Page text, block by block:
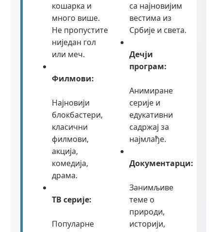
кошарка и
много више.
Не пропустите
ниједан гол
или меч.
Филмови:
Најновији
блокбастери,
класични
филмови,
акција,
комедија,
драма.
ТВ серије:
Популарне
са најновијим
вестима из
Србије и света.
Дечји
програм:
Анимиране
серије и
едукативни
садржај за
најмлађе.
Документарци:
Занимљиве
теме о
природи,
историји,